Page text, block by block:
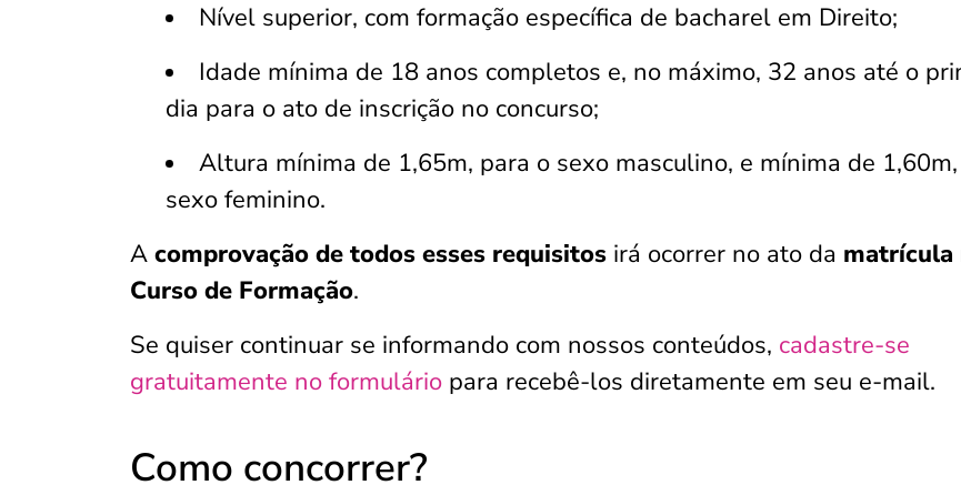
Nível superior, com formação específica de bacharel em Direito;
Idade mínima de 18 anos completos e, no máximo, 32 anos até o
dia para o ato de inscrição no concurso;
Altura mínima de 1,65m, para o sexo masculino, e mínima de
sexo feminino.
A comprovação de todos esses requisitos irá ocorrer no ato da matrícula
Curso de Formação.
Se quiser continuar se informando com nossos conteúdos, cadastre-se
gratuitamente no formulário para recebê-los diretamente em seu e-mail.
Como concorrer?